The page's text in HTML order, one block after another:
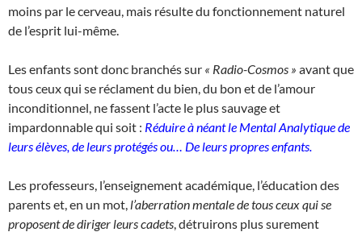
moins par le cerveau, mais résulte du fonctionnement naturel
de l’esprit lui-même.
Les enfants sont donc branchés sur « Radio-Cosmos » avant que
tous ceux qui se réclament du bien, du bon et de l’amour
inconditionnel, ne fassent l’acte le plus sauvage et
impardonnable qui soit : Réduire à néant le Mental Analytique de
leurs élèves, de leurs protégés ou…
De leurs propres enfants.
Les professeurs, l’enseignement académique, l’éducation des
parents et, en un mot, l’aberration mentale de tous ceux qui se
proposent de diriger leurs cadets , détruirons plus surement